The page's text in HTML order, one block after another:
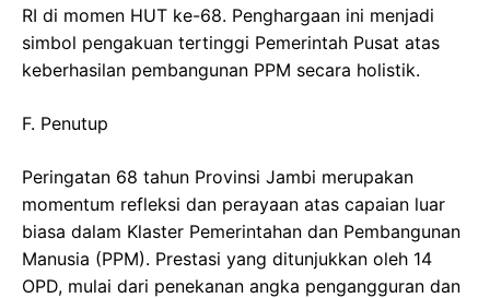
RI di momen HUT ke-68. Penghargaan ini menjadi
simbol pengakuan tertinggi Pemerintah Pusat atas
keberhasilan pembangunan PPM secara holistik.
​F. Penutup
Peringatan 68 tahun Provinsi Jambi merupakan
momentum refleksi dan perayaan atas capaian luar
biasa dalam Klaster Pemerintahan dan Pembangunan
Manusia (PPM). Prestasi yang ditunjukkan oleh 14
OPD, mulai dari penekanan angka pengangguran dan